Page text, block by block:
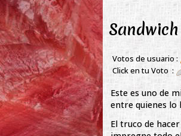
Votos de usuario :
Click en tu Voto :
Este es uno de
entre quienes lo
El truco de